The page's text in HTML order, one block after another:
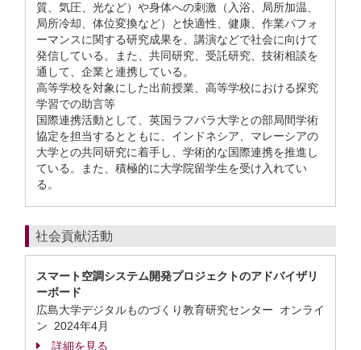
質、気圧、光など）や身体への刺激（入浴、局所加温、
局所冷却、体位変換など）と快適性、健康、作業パフォ
ーマンスに関する研究成果を、講演などで社会に向けて
発信している。また、共同研究、受託研究、技術相談を
通して、企業と連携している。
高等学校を対象にした出前授業、高等学校における探究
学習での助言等
国際連携活動として、英国ラフバラ大学との部局間学術
協定を担当するとともに、インドネシア、マレーシアの
大学との共同研究に着手し、学術的な国際連携を推進し
ている。また、積極的に大学院留学生を受け入れてい
る。
社会貢献活動
スマート空調システム開発プロジェクトのアドバイザリ
ーボード
広島大学デジタルものづくり教育研究センター オンライ
ン 2024年4月
詳細を見る